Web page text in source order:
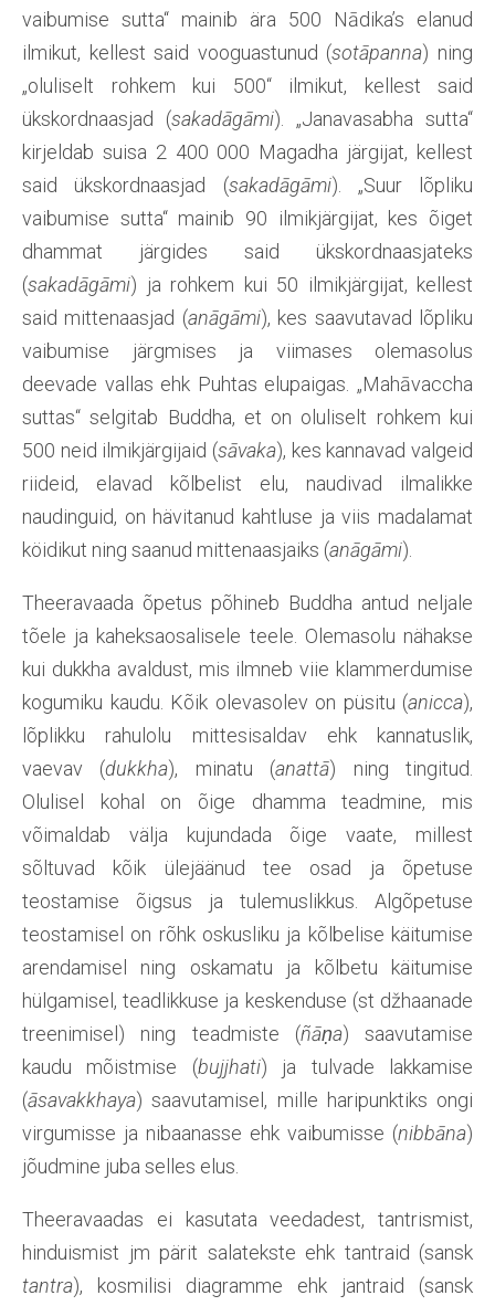
vaibumise sutta“ mainib ära 500 Nādika’s elanud
ilmikut, kellest said vooguastunud (sotāpanna) ning
„oluliselt rohkem kui 500“ ilmikut, kellest said
ükskordnaasjad (sakadāgāmi). „Janavasabha sutta“
kirjeldab suisa 2 400 000 Magadha järgijat, kellest
said ükskordnaasjad (sakadāgāmi). „Suur lõpliku
vaibumise sutta“ mainib 90 ilmikjärgijat, kes õiget
dhammat järgides said ükskordnaasjateks
(sakadāgāmi) ja rohkem kui 50 ilmikjärgijat, kellest
said mittenaasjad (anāgāmi), kes saavutavad lõpliku
vaibumise järgmises ja viimases olemasolus
deevade vallas ehk Puhtas elupaigas. „Mahāvaccha
suttas“ selgitab Buddha, et on oluliselt rohkem kui
500 neid ilmikjärgijaid (sāvaka), kes kannavad valgeid
riideid, elavad kõlbelist elu, naudivad ilmalikke
naudinguid, on hävitanud kahtluse ja viis madalamat
köidikut ning saanud mittenaasjaiks (anāgāmi).
Theeravaada õpetus põhineb Buddha antud neljale
tõele ja kaheksaosalisele teele. Olemasolu nähakse
kui dukkha avaldust, mis ilmneb viie klammerdumise
kogumiku kaudu. Kõik olevasolev on püsitu (anicca),
lõplikku rahulolu mittesisaldav ehk kannatuslik,
vaevav (dukkha), minatu (anattā) ning tingitud.
Olulisel kohal on õige dhamma teadmine, mis
võimaldab välja kujundada õige vaate, millest
sõltuvad kõik ülejäänud tee osad ja õpetuse
teostamise õigsus ja tulemuslikkus. Algõpetuse
teostamisel on rõhk oskusliku ja kõlbelise käitumise
arendamisel ning oskamatu ja kõlbetu käitumise
hülgamisel, teadlikkuse ja keskenduse (st džhaanade
treenimisel) ning teadmiste (ñāṇa) saavutamise
kaudu mõistmise (bujjhati) ja tulvade lakkamise
(āsavakkhaya) saavutamisel, mille haripunktiks ongi
virgumisse ja nibaanasse ehk vaibumisse (nibbāna)
jõudmine juba selles elus.
Theeravaadas ei kasutata veedadest, tantrismist,
hinduismist jm pärit salatekste ehk tantraid (sansk
tantra), kosmilisi diagramme ehk jantraid (sansk